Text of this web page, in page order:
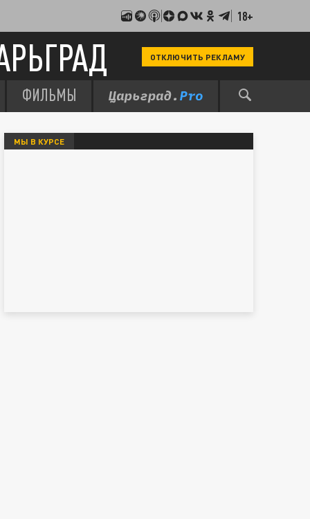
18+
ОТКЛЮЧИТЬ РЕКЛАМУ
ФИЛЬМЫ
МЫ В КУРСЕ